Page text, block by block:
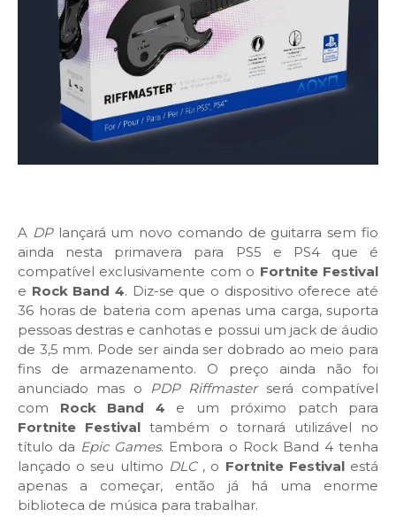
A DPlançará um novo comando de guitarra sem fio
ainda nesta primavera para PS5 e PS4 que é
compatível exclusivamente com o Fortnite Festival
e Rock Band 4. Diz-se que o dispositivo oferece até
36 horas de bateria com apenas uma carga, suporta
pessoas destras e canhotas e possui um jack de áudio
de 3,5 mm. Pode ser ainda ser dobrado ao meio para
fins de armazenamento. O preço ainda não foi
anunciado mas o PDP Riffmasterserá compatível
com Rock Band 4 e um próximo patch para
Fortnite Festival também o tornará utilizável no
título da Epic Games. Embora o Rock Band 4 tenha
lançado o seu ultimo DLC, o Fortnite Festival está
apenas a começar, então já há uma enorme
biblioteca de música para trabalhar.